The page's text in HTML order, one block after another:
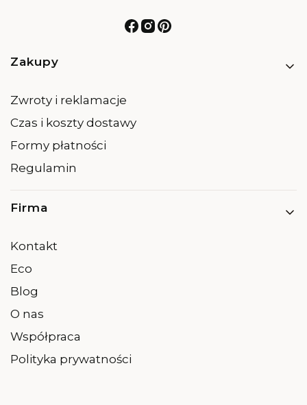
Linki w stopce
Zakupy
Zwroty i reklamacje
Czas i koszty dostawy
Formy płatności
Regulamin
Firma
Kontakt
Eco
Blog
O nas
Współpraca
Polityka prywatności